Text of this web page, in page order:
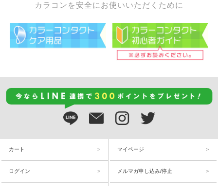
カラコンを安全にお使いいただくために
カート マイページ
ログイン メルマガ申し込み/停止